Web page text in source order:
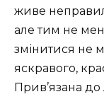
живе
але тим не
змінитися не
яскравого,
Прив’язана